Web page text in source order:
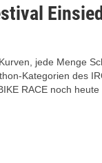
jede Menge
Kategorien des
RACE noch